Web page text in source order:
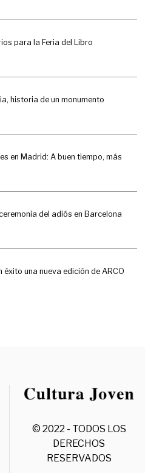
para la Feria del Libro
historia de un monumento
en Madrid: A buen tiempo, más
del adiós en Barcelona
una nueva edición de ARCO
© 2022 - TODOS LOS
DERECHOS
RESERVADOS